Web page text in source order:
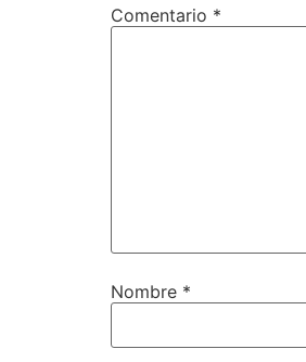
Comentario *
Nombre *